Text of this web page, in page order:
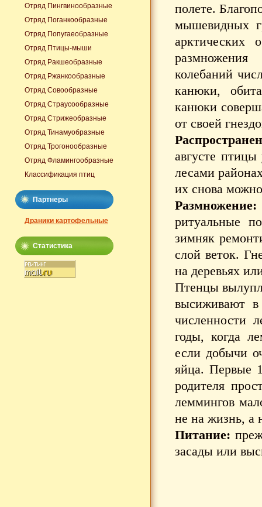
полете.
мышевидных
арктических
колебаний
канюки,
канюки
от своей
августе
лесами
их снова
Размножение:
ритуальные
зимняк
слой веток.
на деревьях
Птенцы
высиживают в
численности
годы, когда
если добычи
яйца. Первые
родителя
леммингов
не на жизнь, а
Питание:
засады или
Отряд Пингвинообразные
Отряд Поганкообразные
Отряд Попугаеобразные
Отряд Птицы-мыши
Отряд Ракшеобразные
Отряд Ржанкообразные
Отряд Совообразные
Отряд Страусообразные
Отряд Стрижеобразные
Отряд Тинамуобразные
Отряд Трогонообразные
Отряд Фламингообразные
Классификация птиц
Партнеры
Драники картофельные
Статистика